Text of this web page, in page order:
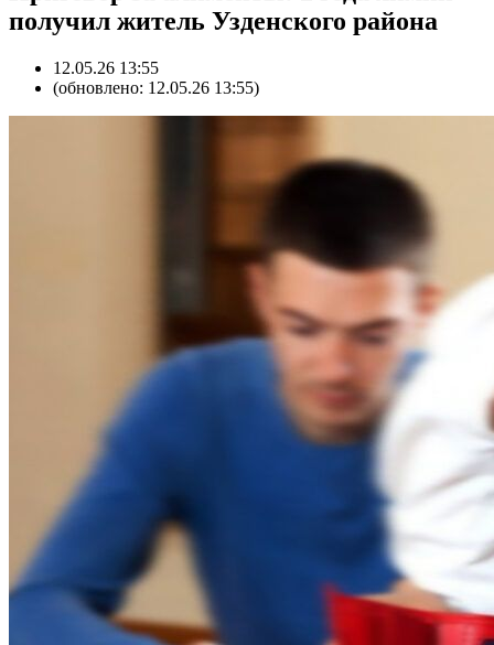
получил житель Узденского района
12.05.26 13:55
(обновлено: 12.05.26 13:55)